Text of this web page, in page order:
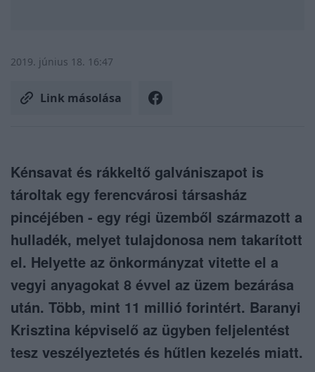
2019. június 18. 16:47
Link másolása
Kénsavat és rákkeltő galvániszapot is
tároltak egy ferencvárosi társasház
pincéjében - egy régi üzemből származott a
hulladék, melyet tulajdonosa nem takarított
el. Helyette az önkormányzat vitette el a
vegyi anyagokat 8 évvel az üzem bezárása
után. Több, mint 11 millió forintért. Baranyi
Krisztina képviselő az ügyben feljelentést
tesz veszélyeztetés és hűtlen kezelés miatt.